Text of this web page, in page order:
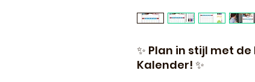
✨ Plan in stijl met
Kalender! ✨